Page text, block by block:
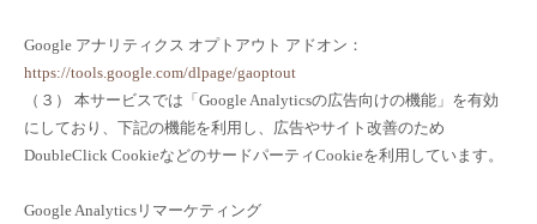
Google アナリティクス オプトアウト アドオン：
https://tools.google.com/dlpage/gaoptout
（３） 本サービスでは「Google Analyticsの広告向けの機能」を有効
にしており、下記の機能を利用し、広告やサイト改善のため
DoubleClick CookieなどのサードパーティCookieを利用しています。
Google Analyticsリマーケティング